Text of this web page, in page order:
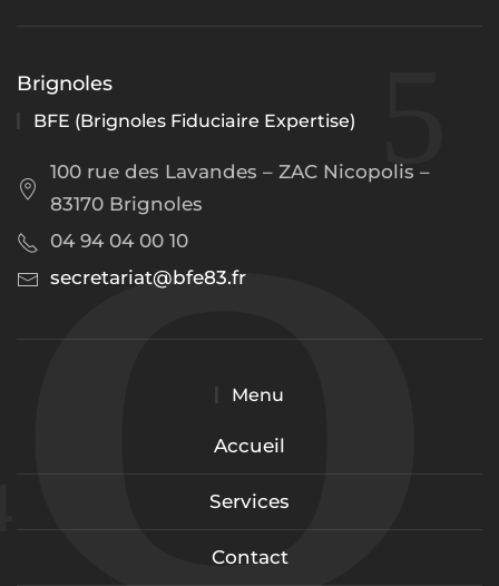
Brignoles
BFE (Brignoles Fiduciaire Expertise)
100 rue des Lavandes – ZAC Nicopolis –
83170 Brignoles
04 94 04 00 10
secretariat@bfe83.fr
Menu
Accueil
Services
Contact